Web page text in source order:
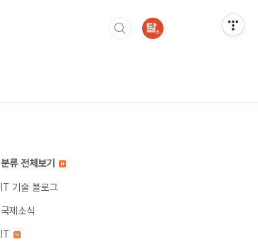
분류 전체보기
IT 기술 블로그
국제소식
IT